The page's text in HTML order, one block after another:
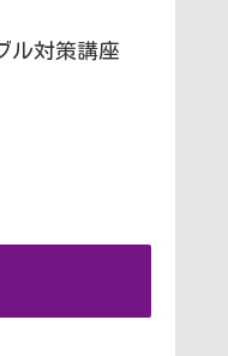
ル対策講座